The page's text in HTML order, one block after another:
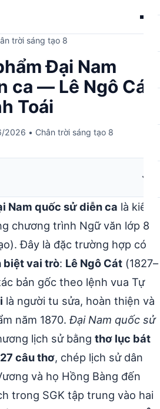
trời sáng tạo 8
Đại Nam
ca — Lê Ngô Cát
Toái
2026 • Chân trời sáng tạo 8
Nam quốc sử diễn ca là kiến
chương trình Ngữ văn lớp 8
Đây là đặc trường hợp có
biệt vai trò: Lê Ngô Cát (1827–
bản gốc theo lệnh vua Tự
là người tu sửa, hoàn thiện và
năm 1870. Đại Nam quốc sử
lịch sử bằng thơ lục bát
câu thơ, chép lịch sử dân
và họ Hồng Bàng đến
trong SGK tập trung vào hai